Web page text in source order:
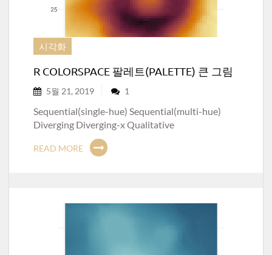
시각화
R COLORSPACE 팔레트(PALETTE) 큰 그림
5월 21, 2019 1
Sequential(single-hue) Sequential(multi-hue)
Diverging Diverging-x Qualitative
READ MORE